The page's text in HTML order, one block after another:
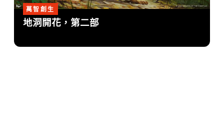
萬智創生
地洞開花，第二部